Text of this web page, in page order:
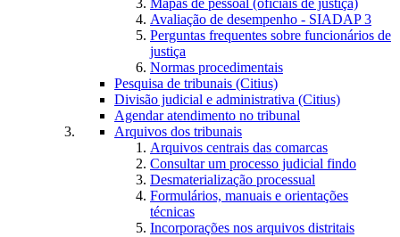
Mapas de pessoal (oficiais de justiça)
Avaliação de desempenho - SIADAP 3
Perguntas frequentes sobre funcionários de
justiça
Normas procedimentais
Pesquisa de tribunais (Citius)
Divisão judicial e administrativa (Citius)
Agendar atendimento no tribunal
Arquivos dos tribunais
Arquivos centrais das comarcas
Consultar um processo judicial findo
Desmaterialização processual
Formulários, manuais e orientações
técnicas
Incorporações nos arquivos distritais